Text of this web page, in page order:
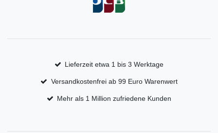
Lieferzeit etwa 1 bis 3 Werktage
Versandkostenfrei ab 99 Euro Warenwert
Mehr als 1 Million zufriedene Kunden